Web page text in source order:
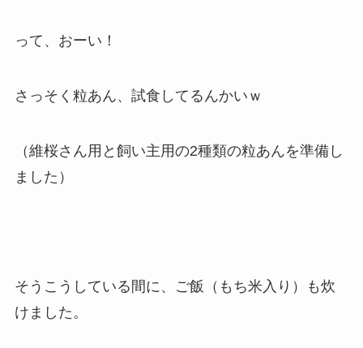
って、おーい！
さっそく粒あん、試食してるんかいｗ
（維桜さん用と飼い主用の2種類の粒あんを準備し
ました）
そうこうしている間に、ご飯（もち米入り）も炊
けました。